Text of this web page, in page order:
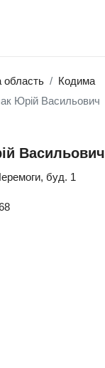
область
Кодима
Юрій Васильович
Васильович
буд. 1